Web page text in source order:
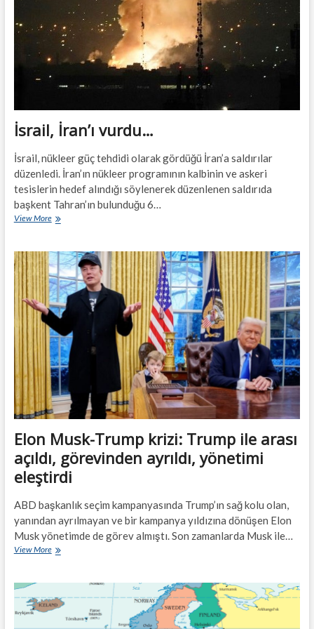
İsrail, İran’ı vurdu…
İsrail, nükleer güç tehdidi olarak gördüğü İran’a saldırılar
düzenledi. İran’ın nükleer programının kalbinin ve askeri
tesislerin hedef alındığı söylenerek düzenlenen saldırıda
başkent Tahran’ın bulunduğu 6…
View Moreİsrail,
Elon Musk-Trump krizi: Trump ile arası
açıldı, görevinden ayrıldı, yönetimi
eleştirdi
ABD başkanlık seçim kampanyasında Trump’ın sağ kolu olan,
yanından ayrılmayan ve bir kampanya yıldızına dönüşen Elon
Musk yönetimde de görev almıştı. Son zamanlarda Musk ile…
View MoreElon
Trump
ile